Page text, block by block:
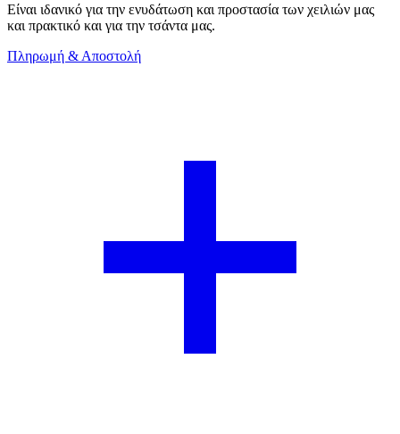
Είναι ιδανικό για την ενυδάτωση και προστασία των χειλιών μας
και πρακτικό και για την τσάντα μας.
Πληρωμή & Αποστολή